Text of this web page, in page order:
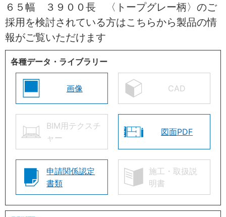
６５幅 ３９００長 〈トープグレー柄〉のご
採用を検討されている方はこちらから製品の情
報がご覧いただけます
各種データ・ライブラリー
画像 CAD
BIM用テクスチ
ャー
図面PDF
申請関係認定
書類
施工・取扱説
明書